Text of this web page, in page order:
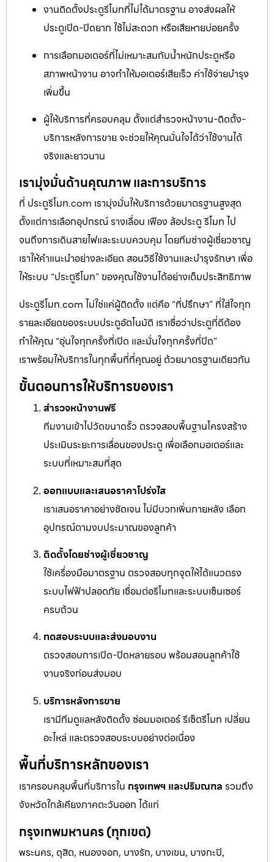
งานติดตั้งประตูรีโมทที่ไม่ได้มาตรฐาน อาจส่งผลให้
ประตูเปิด-ปิดยาก ใช้ไม่สะดวก หรือเสียหายบ่อยครั้ง
การเลือกมอเตอร์ที่ไม่เหมาะสมกับน้ำหนักประตูหรือ
สภาพหน้างาน อาจทำให้มอเตอร์เสียเร็ว ค่าใช้จ่ายบำรุง
เพิ่มขึ้น
ผู้ให้บริการที่ครอบคลุม ตั้งแต่สำรวจหน้างาน-ติดตั้ง-
บริการหลังการขาย จะช่วยให้คุณมั่นใจได้ว่าใช้งานได้
จริงและยาวนาน
เรามุ่งมั่นด้านคุณภาพ และการบริการ
ที่ ประตูรีโมท.com เรามุ่งมั่นให้บริการด้วยมาตรฐานสูงสุด
ตั้งแต่การเลือกอุปกรณ์ รางเลื่อน เฟือง ล้อประตู รีโมท ไป
จนถึงการเดินสายไฟและระบบควบคุม โดยทีมช่างผู้เชี่ยวชาญ
เราให้คำแนะนำอย่างละเอียด สอนวิธีใช้งานและบำรุงรักษา เพื่อ
ให้ระบบ “ประตูรีโมท” ของคุณใช้งานได้อย่างเต็มประสิทธิภาพ
ประตูรีโมท.com ไม่ใช่แค่ผู้ติดตั้ง แต่คือ “ที่ปรึกษา” ที่ใส่ใจทุก
รายละเอียดของระบบประตูอัตโนมัติ เราเชื่อว่าประตูที่ดีต้อง
ทำให้คุณ “อุ่นใจทุกครั้งที่เปิด และมั่นใจทุกครั้งที่ปิด”
เราพร้อมให้บริการในทุกพื้นที่ที่คุณอยู่ ด้วยมาตรฐานเดียวกัน
ขั้นตอนการให้บริการของเรา
สำรวจหน้างานฟรี
ทีมงานเข้าไปวัดขนาดรั้ว ตรวจสอบพื้นฐานโครงสร้าง
ประเมินระยะการเลื่อนของประตู เพื่อเลือกมอเตอร์และ
ระบบที่เหมาะสมที่สุด
ออกแบบและเสนอราคาโปร่งใส
เราเสนอราคาอย่างชัดเจน ไม่มีบวกเพิ่มภายหลัง เลือก
อุปกรณ์ตามงบประมาณของลูกค้า
ติดตั้งโดยช่างผู้เชี่ยวชาญ
ใช้เครื่องมือมาตรฐาน ตรวจสอบทุกจุดให้ได้แนวตรง
ระบบไฟฟ้าปลอดภัย เชื่อมต่อรีโมทและระบบเซ็นเซอร์
ครบถ้วน
ทดสอบระบบและส่งมอบงาน
ตรวจสอบการเปิด-ปิดหลายรอบ พร้อมสอนลูกค้าใช้
งานจริงก่อนส่งมอบ
บริการหลังการขาย
เรามีทีมดูแลหลังติดตั้ง ซ่อมมอเตอร์ รีเซ็ตรีโมท เปลี่ยน
อะไหล่ และตรวจสอบระบบอย่างต่อเนื่อง
พื้นที่บริการหลักของเรา
เราครอบคลุมพื้นที่บริการใน กรุงเทพฯ และปริมณฑล รวมถึง
จังหวัดใกล้เคียงภาคตะวันออก ได้แก่
กรุงเทพมหานคร (ทุกเขต)
พระนคร, ดุสิต, หนองจอก, บางรัก, บางเขน, บางกะปิ,